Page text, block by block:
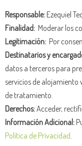
Responsable:Ezequiel
Finalidad: Moderar los
Legitimación: Por
Destinatarios y
datos a terceros para
servicios de alojamiento
de tratamiento.
Derechos:Acceder,
Información Adicional:
Política de Privacidad